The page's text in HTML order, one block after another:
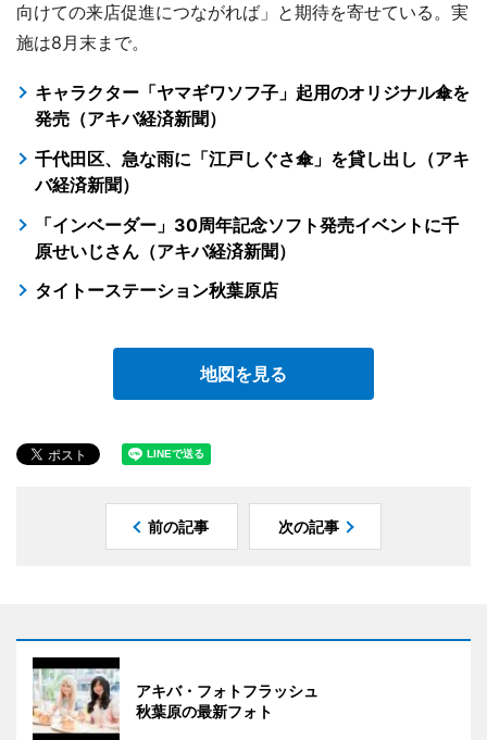
向けての来店促進につながれば」と期待を寄せている。実
施は8月末まで。
キャラクター「ヤマギワソフ子」起用のオリジナル傘を
発売（アキバ経済新聞）
千代田区、急な雨に「江戸しぐさ傘」を貸し出し（アキ
バ経済新聞）
「インベーダー」30周年記念ソフト発売イベントに千
原せいじさん（アキバ経済新聞）
タイトーステーション秋葉原店
地図を見る
前の記事 次の記事
アキバ・フォトフラッシュ
秋葉原の最新フォト